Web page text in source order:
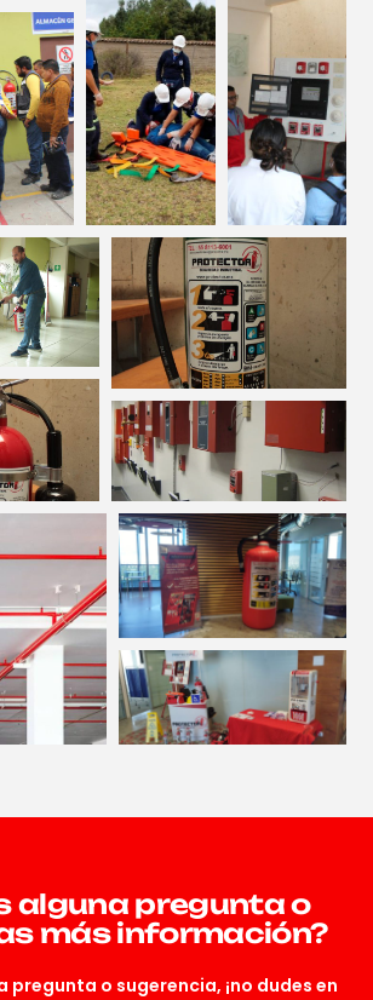
alguna pregunta o
más información?
pregunta o sugerencia, ¡no dudes en